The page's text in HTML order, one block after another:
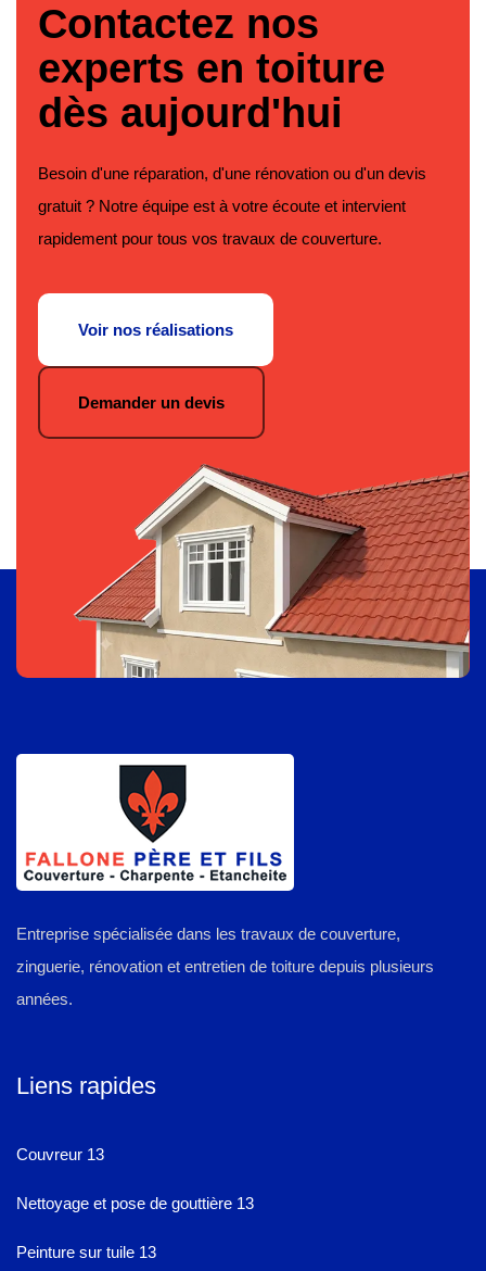
Contactez nos
experts en toiture
dès aujourd'hui
Besoin d'une réparation, d'une rénovation ou d'un devis
gratuit ? Notre équipe est à votre écoute et intervient
rapidement pour tous vos travaux de couverture.
Voir nos réalisations
Demander un devis
Entreprise spécialisée dans les travaux de couverture,
zinguerie, rénovation et entretien de toiture depuis plusieurs
années.
Liens rapides
Couvreur 13
Nettoyage et pose de gouttière 13
Peinture sur tuile 13